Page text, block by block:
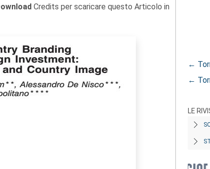
Credits per scaricare questo Articolo in
←
←
LE